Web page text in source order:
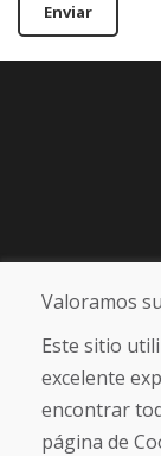
Enviar
Valoramos
Este sitio
excelente
encontrar
página de